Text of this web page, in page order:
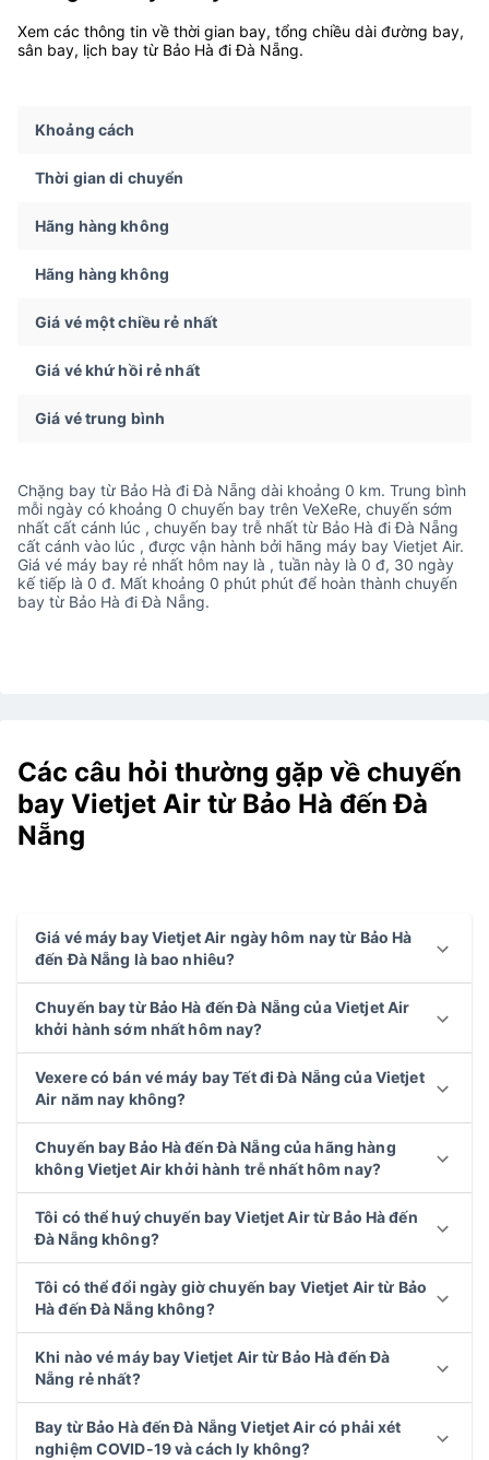
Xem các thông tin về thời gian bay, tổng chiều dài đường bay,
sân bay, lịch bay từ Bảo Hà đi Đà Nẵng.
Khoảng cách
Thời gian di chuyển
Hãng hàng không
Hãng hàng không
Giá vé một chiều rẻ nhất
Giá vé khứ hồi rẻ nhất
Giá vé trung bình
Chặng bay từ Bảo Hà đi Đà Nẵng dài khoảng 0 km. Trung bình
mỗi ngày có khoảng 0 chuyến bay trên VeXeRe, chuyến sớm
nhất cất cánh lúc , chuyến bay trễ nhất từ Bảo Hà đi Đà Nẵng
cất cánh vào lúc , được vận hành bởi hãng máy bay Vietjet Air.
Giá vé máy bay rẻ nhất hôm nay là , tuần này là 0 đ, 30 ngày
kế tiếp là 0 đ. Mất khoảng 0 phút phút để hoàn thành chuyến
bay từ Bảo Hà đi Đà Nẵng.
Các câu hỏi thường gặp về chuyến
bay Vietjet Air từ Bảo Hà đến Đà
Nẵng
Giá vé máy bay Vietjet Air ngày hôm nay từ Bảo Hà
đến Đà Nẵng là bao nhiêu?
Chuyến bay từ Bảo Hà đến Đà Nẵng của Vietjet Air
khởi hành sớm nhất hôm nay?
Vexere có bán vé máy bay Tết đi Đà Nẵng của Vietjet
Air năm nay không?
Chuyến bay Bảo Hà đến Đà Nẵng của hãng hàng
không Vietjet Air khởi hành trễ nhất hôm nay?
Tôi có thể huý chuyến bay Vietjet Air từ Bảo Hà đến
Đà Nẵng không?
Tôi có thể đổi ngày giờ chuyến bay Vietjet Air từ Bảo
Hà đến Đà Nẵng không?
Khi nào vé máy bay Vietjet Air từ Bảo Hà đến Đà
Nẵng rẻ nhất?
Bay từ Bảo Hà đến Đà Nẵng Vietjet Air có phải xét
nghiệm COVID-19 và cách ly không?